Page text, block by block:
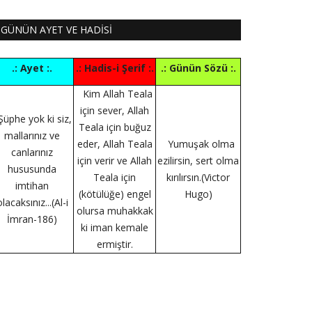
GÜNÜN AYET VE HADİSİ
.: Ayet :. .: Hadis-i Şerif :. .: Günün Sözü :.
yok ki siz,
mallarınız ve
canlarınız
hususunda
imtihan
i
İmran-186)
Kim Allah Teala
için sever, Allah
Teala için buğuz
eder, Allah Teala
için verir ve Allah
Teala için
(kötülüğe) engel
olursa muhakkak
ki iman kemale
ermiştir.
Yumuşak olma
ezilirsin, sert olma
kırılırsın.(Victor
Hugo)